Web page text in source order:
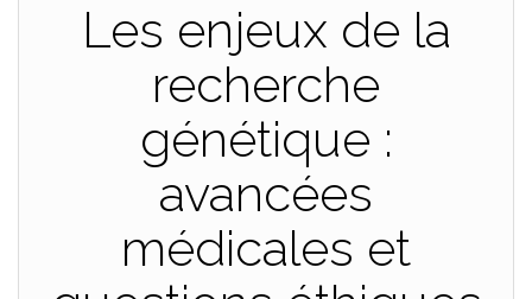
Les enjeux de la
recherche
génétique :
avancées
médicales et